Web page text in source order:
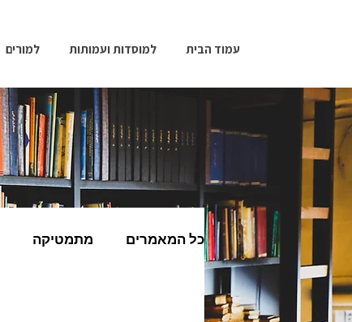
עמוד הבית למוסדות ועמותות למורים
כל המאמרים מתמטיקה